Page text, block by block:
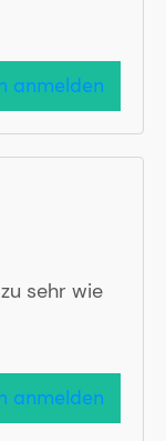
anmelden
sehr wie
anmelden